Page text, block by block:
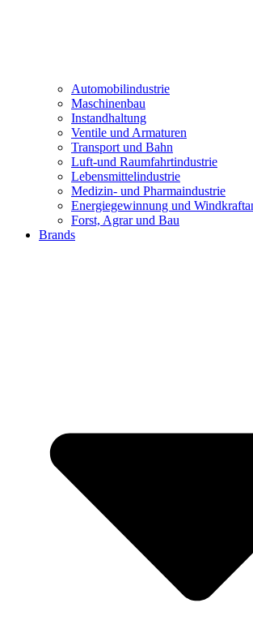
Automobilindustrie
Maschinenbau
Instandhaltung
Ventile und Armaturen
Transport und Bahn
Luft-und Raumfahrtindustrie
Lebensmittelindustrie
Medizin- und Pharmaindustrie
Energiegewinnung und
Forst, Agrar und Bau
Brands